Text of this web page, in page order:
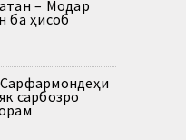
– Модар
ба ҳисоб
сарбозро